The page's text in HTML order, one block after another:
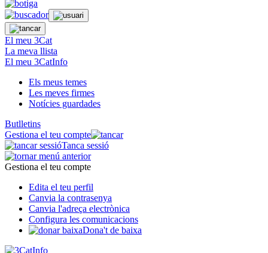
El meu 3Cat
La meva llista
El meu 3CatInfo
Els meus temes
Les meves firmes
Notícies guardades
Butlletins
Gestiona el teu compte
Tanca sessió
Gestiona el teu compte
Edita el teu perfil
Canvia la contrasenya
Canvia l'adreça electrònica
Configura les comunicacions
Dona't de baixa